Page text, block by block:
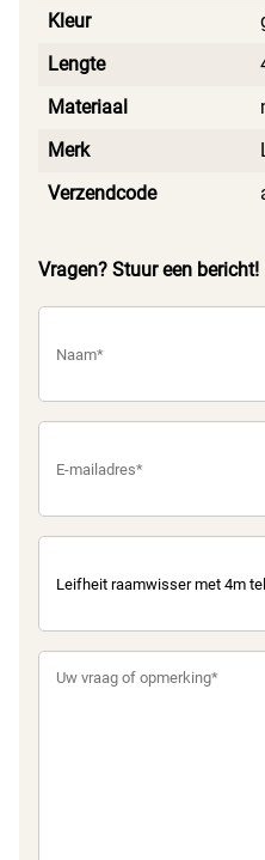
Kleur
Lengte
Materiaal
Merk
Verzendcode
Vragen? Stuur een bericht!